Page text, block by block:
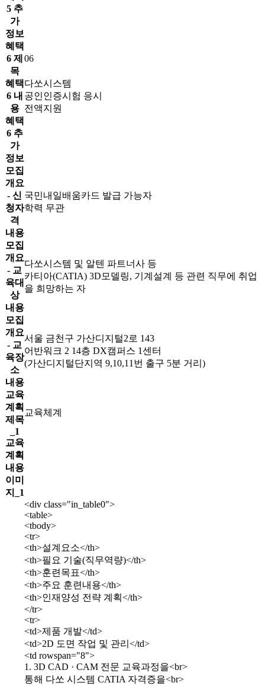
5 추
가
정보
혜택
6 제
목
06
혜택
6 내
용
다쏘시스템
공인인증시험 응시
전액지원
혜택
6 추
가
정보
모집
개요
- 신
청자
격
내용
국민내일배움카드 발급 가능자
학력 무관
모집
개요
- 교
육대
상
내용
다쏘시스템 및 알텐 파트너사 등
카티아(CATIA) 3D모델링, 기계설계 등 관련 직무에 취업
을 희망하는 자
모집
개요
- 교
육장
소
내용
서울 금천구 가산디지털2로 143
어반워크 2 14층 DX캠퍼스 1센터
(가산디지털단지역 9,10,11번 출구 5분 거리)
교육
계획
제목
_1
교육체계
교육
계획
내용
이미
지_1
<div class="in_table0">
<table>
<tbody>
<tr>
<th>설계요소</th>
<th>필요 기술(직무역량)</th>
<th>훈련목표</th>
<th>주요 훈련내용</th>
<th>인재양성 전략 계획</th>
</tr>
<tr>
<td>제품 개발</td>
<td>2D 도면 작업 및 관리</td>
<td rowspan="8">
1. 3D CAD · CAM 전문 교육과정을<br>
통해 다쏘 시스템 CATIA 자격증을<br>